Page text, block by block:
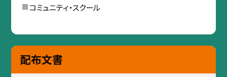
コミュニティ・スクール
配布文書